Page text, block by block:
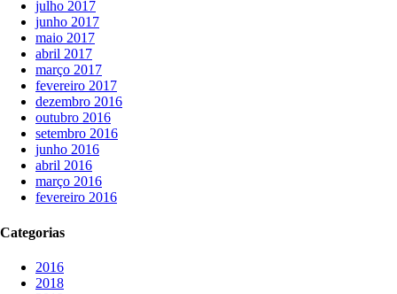
julho 2017
junho 2017
maio 2017
abril 2017
março 2017
fevereiro 2017
dezembro 2016
outubro 2016
setembro 2016
junho 2016
abril 2016
março 2016
fevereiro 2016
Categorias
2016
2018